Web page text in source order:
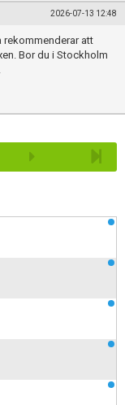
2026-07-13 12:48
rekommenderar att
Bor du i Stockholm